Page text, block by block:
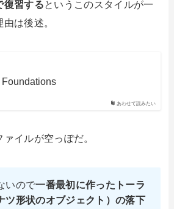
復習するというこのスタイルが一
は後述。
あわせて読みたい
Foundations
イルが空っぽだ。
いので一番最初に作ったトーラ
ツ形状のオブジェクト）の落下